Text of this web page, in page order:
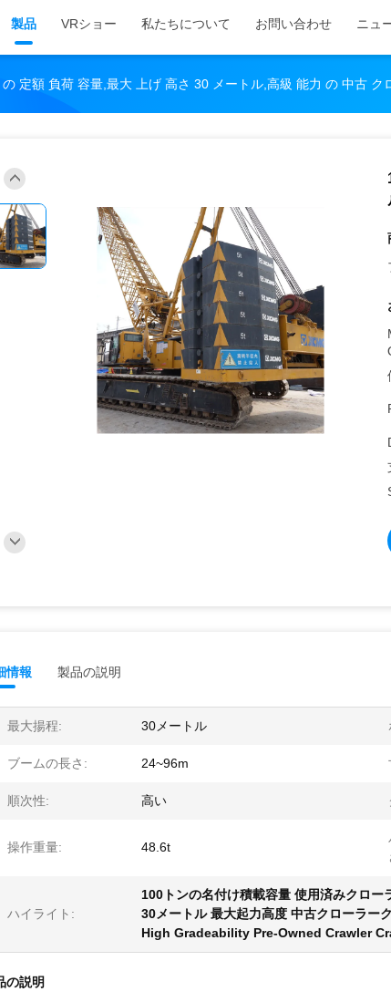
製品 VRショー 私たちについて お問い合わせ ニュ
定額 負荷 容量,最大 上げ 高さ 30 メートル,高級 能力 の 中古 ク
情報 製品の説明
最大揚程: 30メートル
ブームの長さ: 24~96m
順次性: 高い
操作重量: 48.6t
ハイライト:
100トンの名付け積載容量 使用済みクロー
30メートル 最大起力高度 中古クローラー
High Gradeability Pre-Owned Crawler
の説明